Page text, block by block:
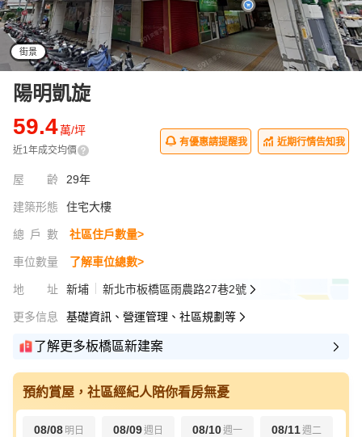
街景
陽明凱旋
59.4萬/坪
近1年成交均價
有優惠請提醒我 近期行情告知我
屋齡 29年
建築形態 住宅大樓
總戶數 社區住戶數量>
車位數量 了解車位總數>
地址 新埔 新北市板橋區雨農路27巷2號
更多信息 基礎資訊、營運管理、社區規劃等
了解更多板橋區新建案
預約賞屋，社區經紀人陪你看房無憂
08/08 明日 08/09週日 08/10週一 08/11週二